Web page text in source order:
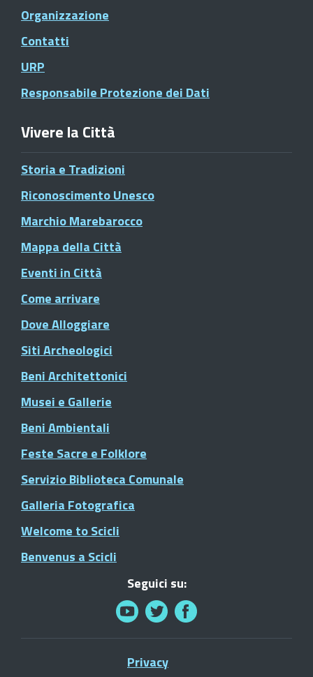
Organizzazione
Contatti
URP
Responsabile Protezione dei Dati
Vivere la Città
Storia e Tradizioni
Riconoscimento Unesco
Marchio Marebarocco
Mappa della Città
Eventi in Città
Come arrivare
Dove Alloggiare
Siti Archeologici
Beni Architettonici
Musei e Gallerie
Beni Ambientali
Feste Sacre e Folklore
Servizio Biblioteca Comunale
Galleria Fotografica
Welcome to Scicli
Benvenus a Scicli
Seguici su:
Privacy